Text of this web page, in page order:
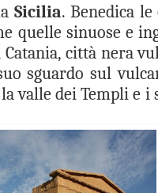
Sicilia. Benedica
quelle sinuose e
città nera
sguardo sul
valle dei Templi e